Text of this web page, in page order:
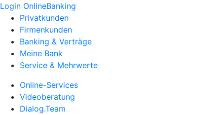
Login OnlineBanking
Privatkunden
Firmenkunden
Banking & Verträge
Meine Bank
Service & Mehrwerte
Online-Services
Videoberatung
Dialog.Team